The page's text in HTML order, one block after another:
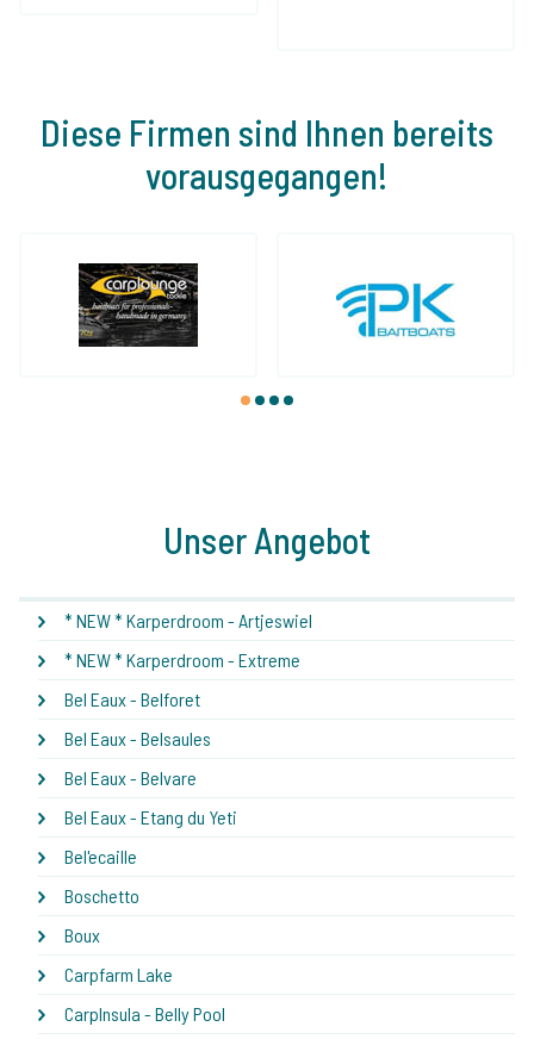
Diese Firmen sind Ihnen bereits
vorausgegangen!
1 2 3 4
Unser Angebot
* NEW * Karperdroom - Artjeswiel
* NEW * Karperdroom - Extreme
Bel Eaux - Belforet
Bel Eaux - Belsaules
Bel Eaux - Belvare
Bel Eaux - Etang du Yeti
Bel'ecaille
Boschetto
Boux
Carpfarm Lake
CarpInsula - Belly Pool